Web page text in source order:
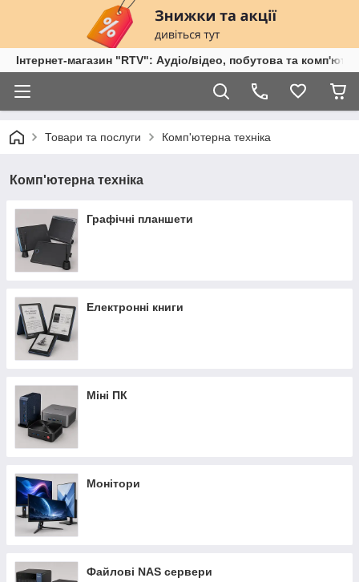
Інтернет-магазин "RTV": Аудіо/відео, побутова та
Товари та послуги Комп'ютерна техніка
Комп'ютерна техніка
Графічні планшети
Електронні книги
Міні ПК
Монітори
Файлові NAS сервери